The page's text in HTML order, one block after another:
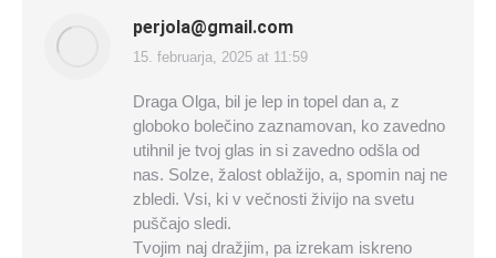
perjola@gmail.com
says:
15. februarja, 2025 at 11:59
Draga Olga, bil je lep in topel dan a, z
globoko bolečino zaznamovan, ko zavedno
utihnil je tvoj glas in si zavedno odšla od
nas. Solze, žalost oblažijo, a, spomin naj ne
zbledi. Vsi, ki v večnosti živijo na svetu
puščajo sledi.
Tvojim naj dražjim, pa izrekam iskreno